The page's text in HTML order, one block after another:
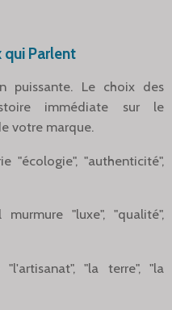
qui Parlent
puissante. Le choix des
immédiate sur le
votre marque.
"écologie", "authenticité",
murmure "luxe", "qualité",
"la terre", "la